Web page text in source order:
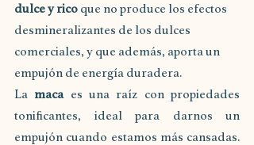
dulce y rico que no produce los efectos
desmineralizantes de los dulces
comerciales, y que además, aporta un
empujón de energía duradera.
La maca es una raíz con propiedades
tonificantes, ideal para darnos un
empujón cuando estamos más cansadas.